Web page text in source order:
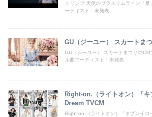
トリンプ 天使のブラスリムライン「
ーティスト：未発表
GU（ジーユー） スカートま
GU（ジーユー） スカートまつりのCM
ル曲アーティスト：未発表
Right-on.（ライトオン）「キ
Dream TVCM
Right-on.（ライトオン）「キブンイロ